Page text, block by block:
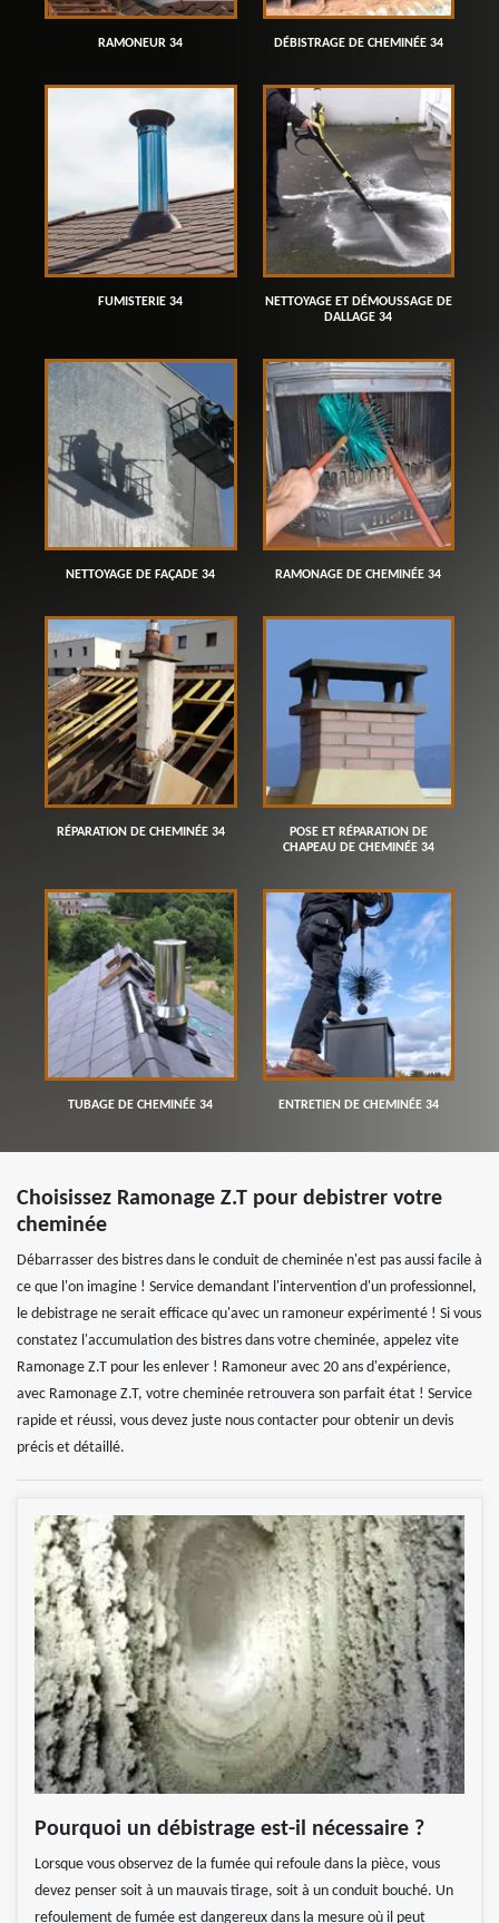
RAMONEUR 34 DÉBISTRAGE DE CHEMINÉE 34
FUMISTERIE 34
NETTOYAGE ET DÉMOUSSAGE DE
DALLAGE 34
NETTOYAGE DE FAÇADE 34 RAMONAGE DE CHEMINÉE 34
RÉPARATION DE CHEMINÉE 34
POSE ET RÉPARATION DE
CHAPEAU DE CHEMINÉE 34
TUBAGE DE CHEMINÉE 34 ENTRETIEN DE CHEMINÉE 34
Choisissez Ramonage Z.T pour debistrer votre
cheminée
Débarrasser des bistres dans le conduit de cheminée n'est pas aussi facile à
ce que l'on imagine ! Service demandant l'intervention d'un professionnel,
le debistrage ne serait efficace qu'avec un ramoneur expérimenté ! Si vous
constatez l'accumulation des bistres dans votre cheminée, appelez vite
Ramonage Z.T pour les enlever ! Ramoneur avec 20 ans d'expérience,
avec Ramonage Z.T, votre cheminée retrouvera son parfait état ! Service
rapide et réussi, vous devez juste nous contacter pour obtenir un devis
précis et détaillé.
Pourquoi un débistrage est-il nécessaire ?
Lorsque vous observez de la fumée qui refoule dans la pièce, vous
devez penser soit à un mauvais tirage, soit à un conduit bouché. Un
refoulement de fumée est dangereux dans la mesure où il peut